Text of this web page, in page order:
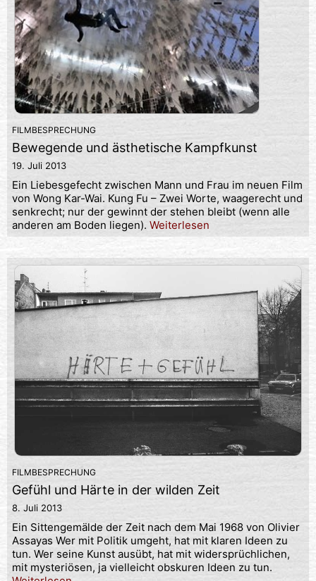
FILMBESPRECHUNG
Bewegende und ästhetische Kampfkunst
19. Juli 2013
Ein Liebesgefecht zwischen Mann und Frau im neuen Film
von Wong Kar-Wai. Kung Fu – Zwei Worte, waagerecht und
senkrecht; nur der gewinnt der stehen bleibt (wenn alle
anderen am Boden liegen). Weiterlesen
FILMBESPRECHUNG
Gefühl und Härte in der wilden Zeit
8. Juli 2013
Ein Sittengemälde der Zeit nach dem Mai 1968 von Olivier
Assayas Wer mit Politik umgeht, hat mit klaren Ideen zu
tun. Wer seine Kunst ausübt, hat mit widersprüchlichen,
mit mysteriösen, ja vielleicht obskuren Ideen zu tun.